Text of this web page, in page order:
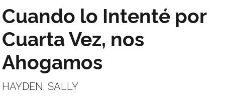
Cuando lo Intenté por
Cuarta Vez, nos
Ahogamos
HAYDEN, SALLY